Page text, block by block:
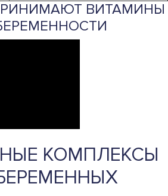
ВИТАМИНЫ
КОМПЛЕКСЫ